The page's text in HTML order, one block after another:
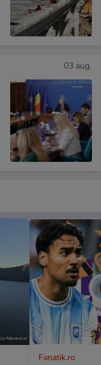
03 aug.
Fanatik.ro